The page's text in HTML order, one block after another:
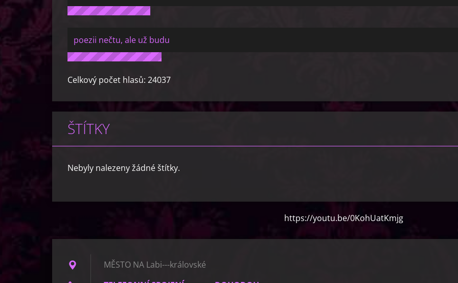
poezii nečtu, ale už budu
Celkový počet hlasů: 24037
ŠTÍTKY
Nebyly nalezeny žádné štítky.
https://youtu.be/0KohUatKmjg
MĚSTO NA Labi---královské